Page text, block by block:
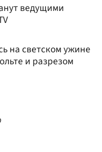
ведущими
на светском ужине
и разрезом